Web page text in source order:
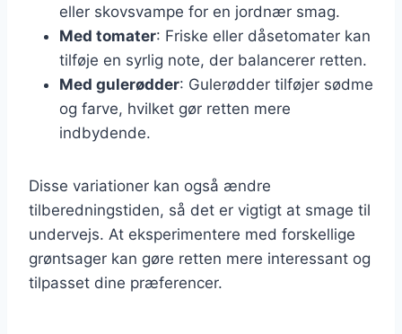
eller skovsvampe for en jordnær smag.
Med tomater: Friske eller dåsetomater kan
tilføje en syrlig note, der balancerer retten.
Med gulerødder: Gulerødder tilføjer sødme
og farve, hvilket gør retten mere
indbydende.
Disse variationer kan også ændre
tilberedningstiden, så det er vigtigt at smage til
undervejs. At eksperimentere med forskellige
grøntsager kan gøre retten mere interessant og
tilpasset dine præferencer.